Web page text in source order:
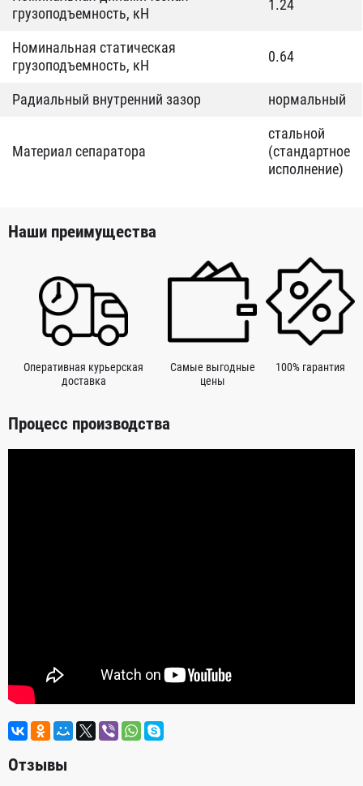
грузоподъемность, кН
1.24
Номинальная статическая
грузоподъемность, кН
0.64
Радиальный внутренний зазор нормальный
Материал сепаратора
стальной
(стандартное
исполнение)
Наши преимущества
Оперативная курьерская
доставка
Самые выгодные
цены
100% гарантия
Процесс производства
Отзывы